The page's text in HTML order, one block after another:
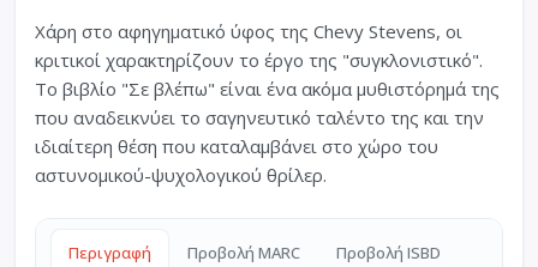
Χάρη στο αφηγηματικό ύφος της Chevy Stevens, οι
κριτικοί χαρακτηρίζουν το έργο της "συγκλονιστικό".
Το βιβλίο "Σε βλέπω" είναι ένα ακόμα μυθιστόρημά της
που αναδεικνύει το σαγηνευτικό ταλέντο της και την
ιδιαίτερη θέση που καταλαμβάνει στο χώρο του
αστυνομικού-ψυχολογικού θρίλερ.
Περιγραφή Προβολή MARC Προβολή ISBD